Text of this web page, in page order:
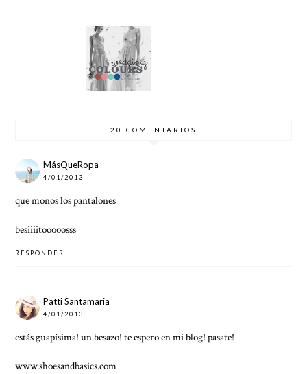
COLORE
S
PANTO
NE
PARA
BODAS
20 COMENTARIOS
MásQueRopa
4/01/2013
que monos los pantalones
besiiiitooooosss
RESPONDER
Patti Santamaria
4/01/2013
estás guapísima! un besazo! te espero en mi blog! pasate!
www.shoesandbasics.com